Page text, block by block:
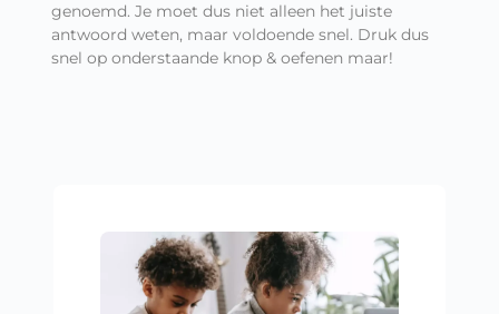
genoemd. Je moet dus niet alleen het juiste
antwoord weten, maar voldoende snel. Druk dus
snel op onderstaande knop & oefenen maar!